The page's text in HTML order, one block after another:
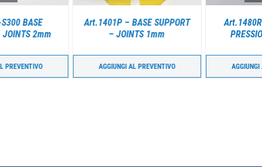
Art.1401P – BASE SUPPORT
– JOINTS 1mm
AGGIUNGI AL PREVENTIVO
Art.1480RIV – PINCES A
PRESSION REGLABLE
AGGIUNGI AL PREVENTIVO